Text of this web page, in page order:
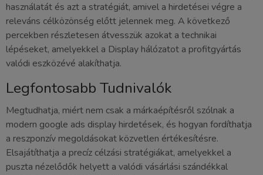
használatát és azt a stratégiát, amivel a hirdetései végre a
releváns célközönség előtt jelennek meg. A következő
percekben részletesen átvesszük azokat a technikai
lépéseket, amelyekkel a Display hálózatot a profitgyártás
valódi eszközévé alakíthatja.
Legfontosabb Tudnivalók
Megtudhatja, miért nem csak a márkaépítésről szólnak a
modern google ads display hirdetések, és hogyan fordíthatja
a reszponzív megoldásokat közvetlen értékesítésre.
Elsajátíthatja a precíz célzási stratégiákat, amelyekkel a
puszta nézelődők helyett a valódi vásárlási szándékkal